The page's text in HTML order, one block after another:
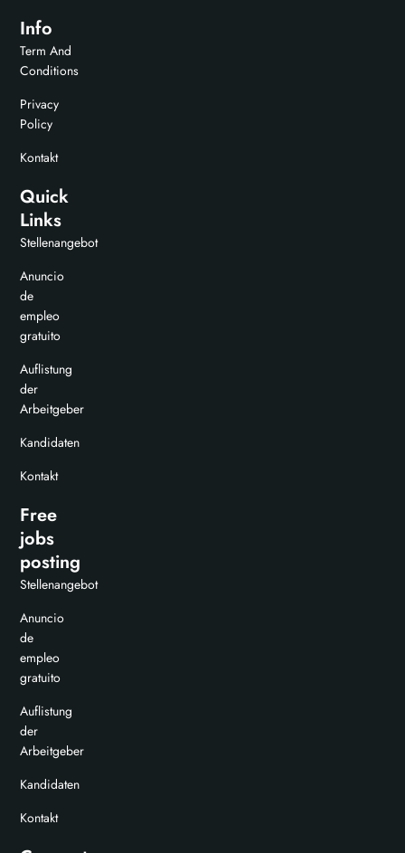
Info
Term And
Conditions
Privacy
Policy
Kontakt
Quick
Links
Stellenangebot
Anuncio
de
empleo
gratuito
Auflistung
der
Arbeitgeber
Kandidaten
Kontakt
Free
jobs
posting
Stellenangebot
Anuncio
de
empleo
gratuito
Auflistung
der
Arbeitgeber
Kandidaten
Kontakt